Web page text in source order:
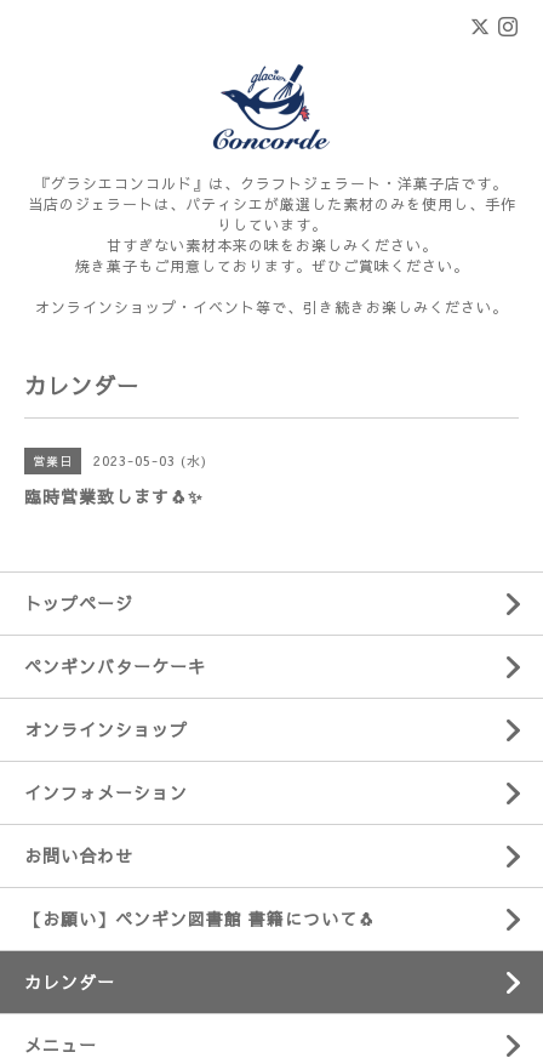
『グラシエコンコルド』は、クラフトジェラート・洋菓子店です。
当店のジェラートは、パティシエが厳選した素材のみを使用し、手作
りしています。
甘すぎない素材本来の味をお楽しみください。
焼き菓子もご用意しております。ぜひご賞味ください。
オンラインショップ・イベント等で、引き続きお楽しみください。
カレンダー
営業日 2023-05-03 (水)
臨時営業致します🐧✨
トップページ
ペンギンバターケーキ
オンラインショップ
インフォメーション
お問い合わせ
【お願い】ペンギン図書館 書籍について🐧
カレンダー
メニュー